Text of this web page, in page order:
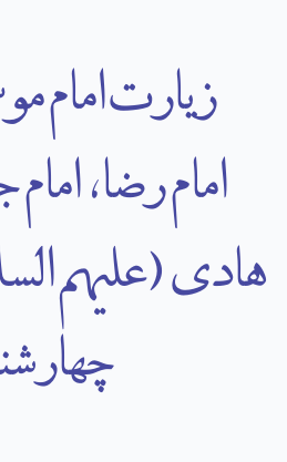
زیارت امام
امام رضا،
هادى (علیهم